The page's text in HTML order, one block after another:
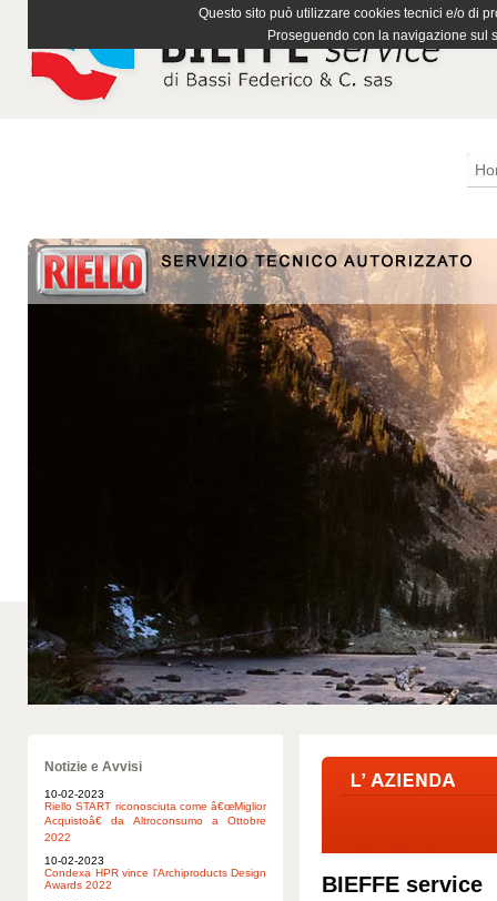
Questo sito può utilizzare cookies tecnici e/o di
Proseguendo con la navigazione sul
Notizie e Avvisi
10-02-2023
Riello START riconosciuta come â€œMiglior
Acquistoâ€ da Altroconsumo a Ottobre
2022
10-02-2023
Condexa HPR vince l'Archiproducts Design
Awards 2022
BIEFFE service